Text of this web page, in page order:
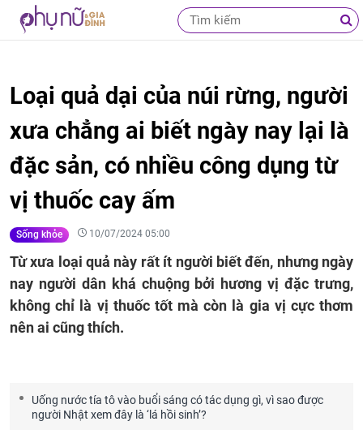
Loại quả dại của núi rừng, người
xưa chẳng ai biết ngày nay lại là
đặc sản, có nhiều công dụng từ
vị thuốc cay ấm
Sống khỏe 10/07/2024 05:00
Từ xưa loại quả này rất ít người biết đến, nhưng ngày
nay người dân khá chuộng bởi hương vị đặc trưng,
không chỉ là vị thuốc tốt mà còn là gia vị cực thơm
nên ai cũng thích.
Uống nước tía tô vào buổi sáng có tác dụng gì, vì sao được
người Nhật xem đây là ‘lá hồi sinh’?